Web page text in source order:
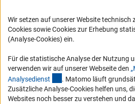
Compliance
Vergabeverfahren
Barrierefreiheit
Service und Informationen für Menschen mit
Erklärung zur Barrierefreiheit
Barriere melden
Wir setzen auf unserer Website technisch
Cookies sowie Cookies zur Erhebung
(Analyse-Cookies) ein.
Für die statistische Analyse der Nutzung
verwenden wir auf unserer Webseite den
Analysedienst (externer Link)
. Matomo läuft
Zusätzliche Analyse-Cookies helfen uns,
Websites noch besser zu verstehen und